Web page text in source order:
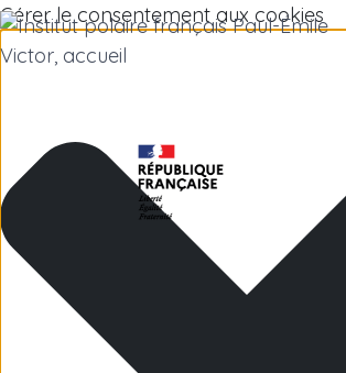
Gérer le consentement aux cookies
Institut polaire
Recherche scientifique